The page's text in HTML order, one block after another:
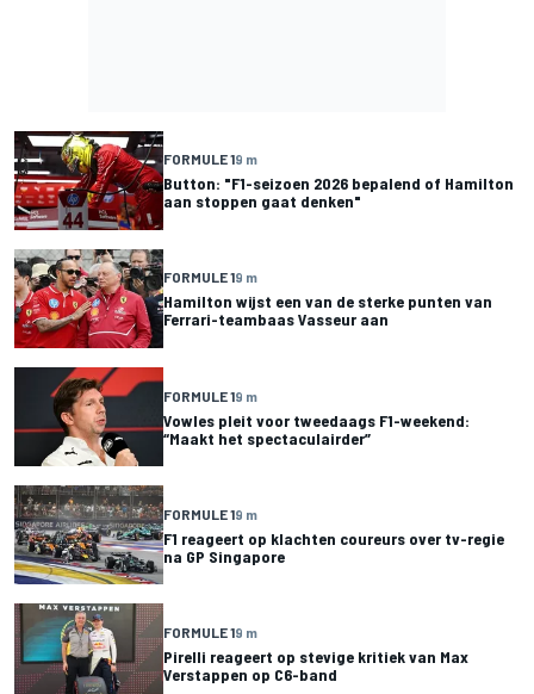
FORMULE 19 m
Button: "F1-seizoen 2026 bepalend of Hamilton
aan stoppen gaat denken"
FORMULE 19 m
Hamilton wijst een van de sterke punten van
Ferrari-teambaas Vasseur aan
FORMULE 19 m
Vowles pleit voor tweedaags F1-weekend:
“Maakt het spectaculairder”
FORMULE 19 m
F1 reageert op klachten coureurs over tv-regie
na GP Singapore
FORMULE 19 m
Pirelli reageert op stevige kritiek van Max
Verstappen op C6-band